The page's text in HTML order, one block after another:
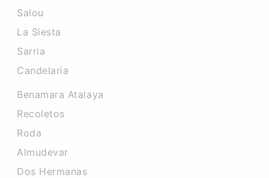
Salou
La Siesta
Sarria
Candelaria
Benamara Atalaya
Recoletos
Roda
Almudevar
Dos Hermanas